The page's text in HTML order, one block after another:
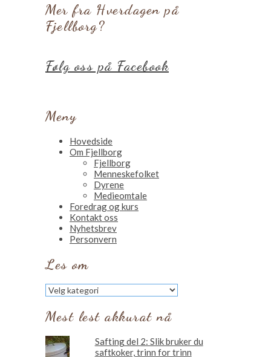
Mer fra Hverdagen på
Fjellborg?
Følg oss på Facebook
Meny
Hovedside
Om Fjellborg
Fjellborg
Menneskefolket
Dyrene
Medieomtale
Foredrag og kurs
Kontakt oss
Nyhetsbrev
Personvern
Les om
Les
om
Mest lest akkurat nå
Safting del 2: Slik bruker du
saftkoker, trinn for trinn